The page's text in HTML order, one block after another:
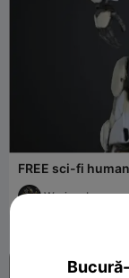
FREE sci-fi
Warjacob